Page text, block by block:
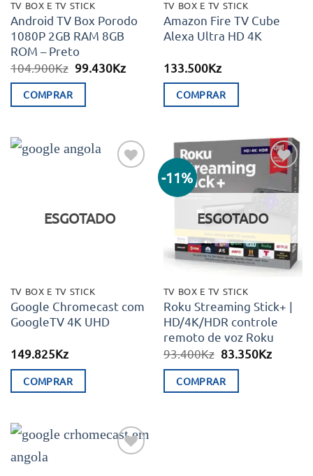
TV BOX E TV STICK
Android TV Box Porodo
1080P 2GB RAM 8GB
ROM – Preto
104.900Kz O
era:
99.430KzO
COMPRAR
TV BOX E TV STICK
Amazon Fire TV Cube
Alexa Ultra HD 4K
133.500Kz
COMPRAR
ESGOTADO
TV BOX E TV STICK
Google Chromecast com
GoogleTV 4K UHD
149.825Kz
COMPRAR
-11%
Adicionar
aos meus
desejos
ESGOTADO
TV BOX E TV STICK
Roku Streaming Stick+ |
HD/4K/HDR controle
remoto de voz Roku
93.400Kz O
original
era:
83.350KzO
COMPRAR